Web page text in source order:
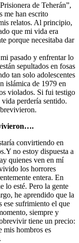
de Teherán”,
me han escrito
relatos. Al principio,
que mi vida era
porque necesitaba dar
pasado y enfrentar lo
sepultados en fosas
tan solo adolescentes
islámica de 1979 en
violados. Si fui testigo
perdería sentido.
convirtiendo en
no estoy dispuesta a
quienes ven en mí
los horrores
entera. En
lo esté. Pero la gente
he aprendido que la
sufrimiento el que
siempre y
tiene un precio:
mis hombros es